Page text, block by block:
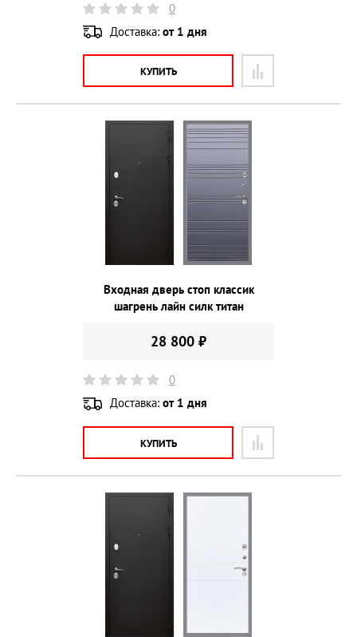
0
Доставка: от 1 дня
КУПИТЬ
Входная дверь стоп классик
шагрень лайн силк титан
28 800 ₽
0
Доставка: от 1 дня
КУПИТЬ